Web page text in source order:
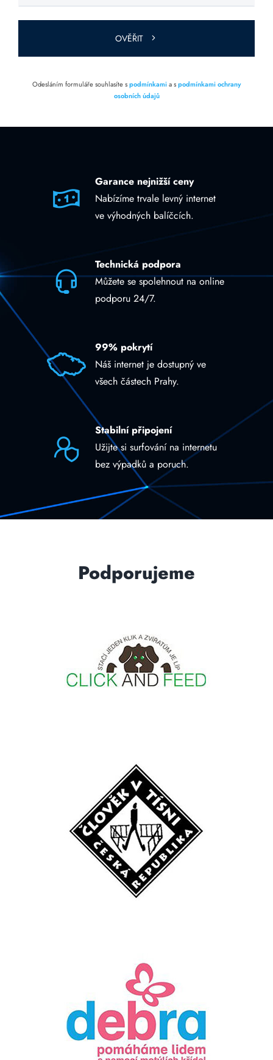
toto pole
prázdné.
OVĚŘIT
Odesláním formuláře souhlasíte spodmínkamia spodmínkami ochrany
osobních údajů
Garance nejnižší ceny
Nabízíme trvale levný internet
ve výhodných balíčcích.
Technická podpora
Můžete se spolehnout na online
podporu 24/7.
99% pokrytí
Náš internet je dostupný ve
všech částech Prahy.
Stabilní připojení
Užijte si surfování na internetu
bez výpadků a poruch.
Podporujeme